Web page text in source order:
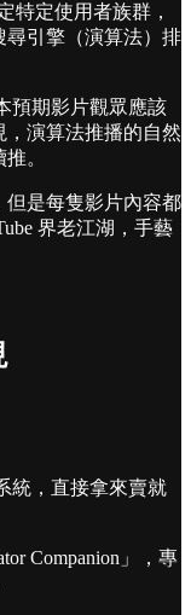
特定使用者族群，
尋引擎（演算法）排
預期影片觀眾應該
演算法推播的自然
。
但是每隻影片內容都
界老江湖，手藝
統，直接拿來賣就
Companion」，專